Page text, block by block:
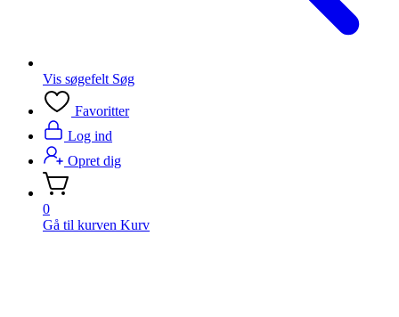
Vis søgefelt Søg
Favoritter
Log ind
Opret dig
0
Gå til kurven Kurv